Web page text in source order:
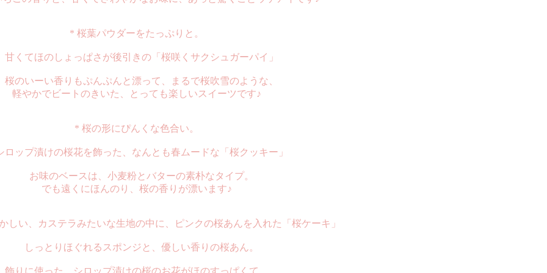
* 桜葉パウダーをたっぷりと。
甘くてほのしょっぱさが後引きの「桜咲くサクシュガーパイ」
桜のいーい香りもぷんぷんと漂って、まるで桜吹雪のような、
軽やかでビートのきいた、とっても楽しいスイーツです♪
* 桜の形にぴんくな色合い。
ップ漬けの桜花を飾った、なんとも春ムードな「桜クッキー」
お味のベースは、小麦粉とバターの素朴なタイプ。
でも遠くにほんのり、桜の香りが漂います♪
しい、カステラみたいな生地の中に、ピンクの桜あんを入れた「桜ケーキ」
しっとりほぐれるスポンジと、優しい香りの桜あん。
飾りに使った、シロップ漬けの桜のお花がほのすっぱくて、